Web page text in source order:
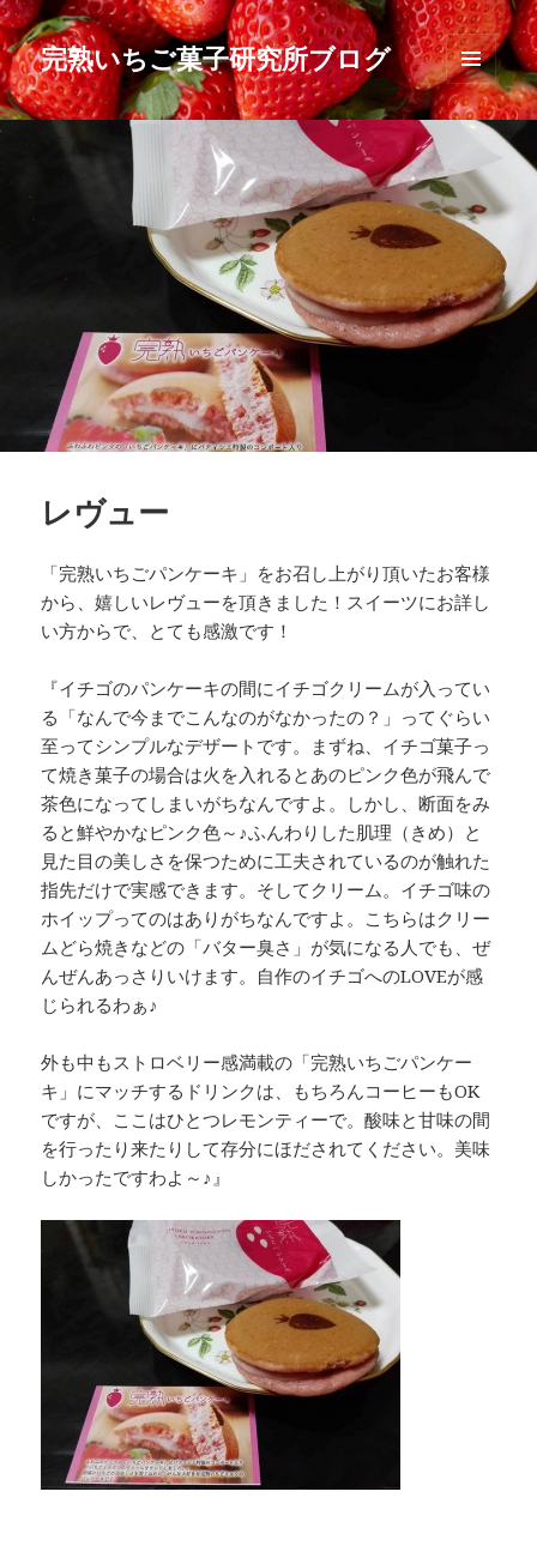
完熟いちご菓子研究所ブログ
メニュ
ーとウ
レヴュー
「完熟いちごパンケーキ」をお召し上がり頂いたお客様
から、嬉しいレヴューを頂きました！スイーツにお詳し
い方からで、とても感激です！
『イチゴのパンケーキの間にイチゴクリームが入ってい
る「なんで今までこんなのがなかったの？」ってぐらい
至ってシンプルなデザートです。まずね、イチゴ菓子っ
て焼き菓子の場合は火を入れるとあのピンク色が飛んで
茶色になってしまいがちなんですよ。しかし、断面をみ
ると鮮やかなピンク色～♪ふんわりした肌理（きめ）と
見た目の美しさを保つために工夫されているのが触れた
指先だけで実感できます。そしてクリーム。イチゴ味の
ホイップってのはありがちなんですよ。こちらはクリー
ムどら焼きなどの「バター臭さ」が気になる人でも、ぜ
んぜんあっさりいけます。自作のイチゴへのLOVEが感
じられるわぁ♪
外も中もストロベリー感満載の「完熟いちごパンケー
キ」にマッチするドリンクは、もちろんコーヒーもOK
ですが、ここはひとつレモンティーで。酸味と甘味の間
を行ったり来たりして存分にほだされてください。美味
しかったですわよ～♪』